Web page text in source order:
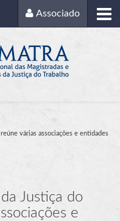
Associado
várias associações e entidades
Justiça do
e